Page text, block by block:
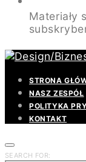
Materiały
STRONA
NASZ ZESPÓŁ
POLITYKA
KONTAKT
SEARCH FOR: